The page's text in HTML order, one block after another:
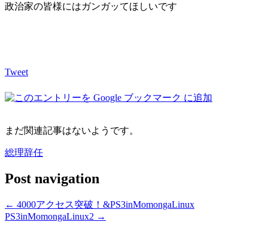
政治家の皆様にはガンガッてほしいです
Tweet
まだ関連記事はないようです。
総理辞任
Post navigation
← 4000アクセス突破！&PS3inMomongaLinux
PS3inMomongaLinux2 →